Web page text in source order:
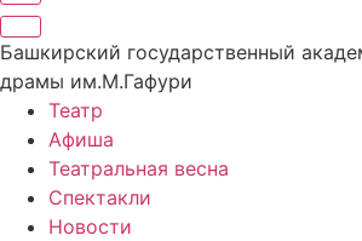
Башкирский государственный
драмы им.М.Гафури
Театр
Афиша
Театральная весна
Спектакли
Новости